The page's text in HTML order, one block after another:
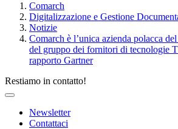
Comarch
Digitalizzazione e Gestione
Notizie
Comarch è l’unica azienda polacca
del gruppo dei fornitori di tecnologie
rapporto Gartner
Restiamo in contatto!
Newsletter
Contattaci